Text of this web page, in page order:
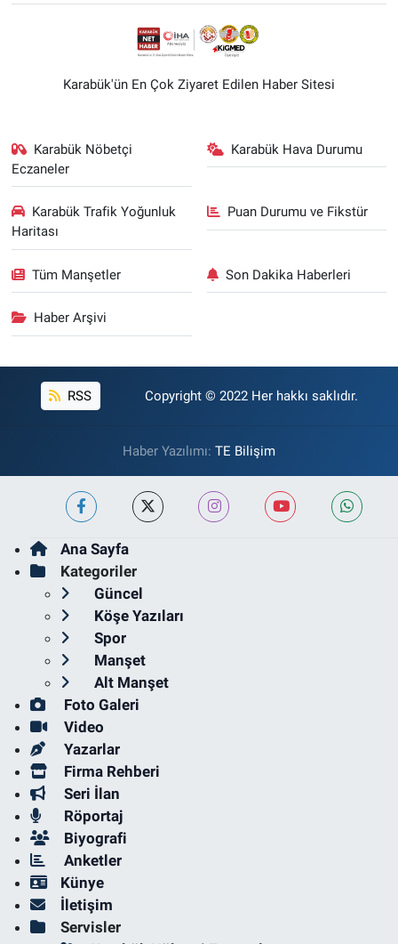
Karabük'ün En Çok Ziyaret Edilen Haber Sitesi
Karabük Nöbetçi
Eczaneler
Karabük Hava Durumu
Karabük Trafik Yoğunluk
Haritası
Puan Durumu ve Fikstür
Tüm Manşetler Son Dakika Haberleri
Haber Arşivi
RSS Copyright © 2022 Her hakkı saklıdır.
Haber Yazılımı: TE Bilişim
Ana Sayfa
Kategoriler
Güncel
Köşe Yazıları
Spor
Manşet
Alt Manşet
Foto Galeri
Video
Yazarlar
Firma Rehberi
Seri İlan
Röportaj
Biyografi
Anketler
Künye
İletişim
Servisler